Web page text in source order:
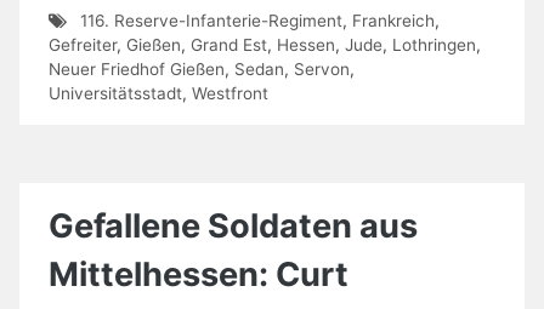
116. Reserve-Infanterie-Regiment, Frankreich,
Gefreiter, Gießen, Grand Est, Hessen, Jude, Lothringen,
Neuer Friedhof Gießen, Sedan, Servon,
Universitätsstadt, Westfront
Gefallene Soldaten aus
Mittelhessen: Curt